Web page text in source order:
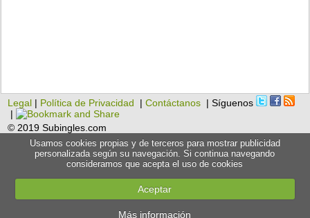
Legal | Política de Privacidad |Contáctanos | Síguenos
|
© 2019 Subingles.com
Usamos cookies propias y de terceros para mostrar publicidad
personalizada según su navegación. Si continua navegando
consideramos que acepta el uso de cookies
Aceptar
Más información